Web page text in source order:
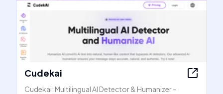
Cudekai
Cudekai: Multilingual AI Detector & Humanizer -